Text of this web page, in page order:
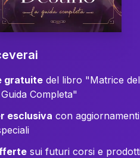
della vostra
✨
gratuite del libro "Matrice del
Completa"
esclusiva con
sui futuri corsi e